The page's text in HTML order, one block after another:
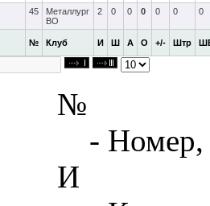
№ Клуб И Ш А О +/- Штр
45
Металлург
ВО
2 0 0 0 0 0 0
№
- Номер,
И